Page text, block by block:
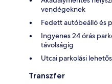
vendégeknek
Fedett autóbeálló és
Ingyenes 24 órás
távolságig
Utcai parkolási
Transzfer